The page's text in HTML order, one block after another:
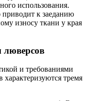
использования.
к заеданию
износу ткани у края
люверсов
и требованиями
тремя